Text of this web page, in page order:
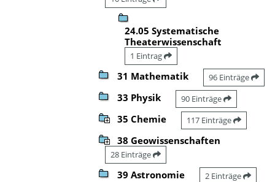
24.05 Systematische
Theaterwissenschaft
1 Eintrag
31 Mathematik 96 Einträge
33 Physik 90 Einträge
35 Chemie 117 Einträge
38 Geowissenschaften
28 Einträge
39 Astronomie 2 Einträge